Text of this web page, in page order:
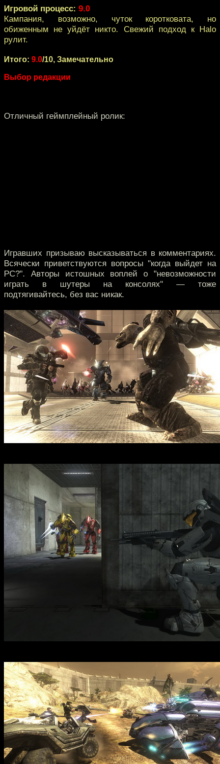
Игровой процесс: 9.0
Кампания, возможно, чуток коротковата, но
обиженным не уйдёт никто. Свежий подход к Halo
рулит.
Итого: 9.0/10, Замечательно
Выбор редакции
Отличный геймплейный ролик:
Игравших призываю высказываться в комментариях.
Всячески приветствуются вопросы "когда выйдет на
PC?". Авторы истошных воплей о "невозможности
играть в шутеры на консолях" — тоже
подтягивайтесь, без вас никак.